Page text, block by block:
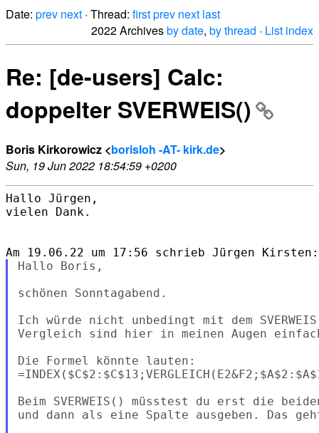
Date: prev next · Thread: firstprev next last
2022 Archivesby date, by thread · List index
Re: [de-users] Calc:
doppelter SVERWEIS()
Boris Kirkorowicz <borisloh -AT- kirk.de>
Sun, 19 Jun 2022 18:54:59 +0200
Hallo Jürgen,
vielen Dank.
Hallo Boris,
schönen Sonntagabend.
Ich würde nicht unbedingt mit dem
Vergleich sind hier in meinen Augen
Die Formel könnte lauten:
Beim SVERWEIS() müsstest du erst die
und dann als eine Spalte ausgeben. Das